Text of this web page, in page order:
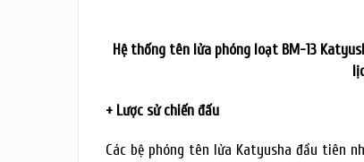
Hệ thống tên lửa phóng loạt BM-13
+ Lược sử chiến đấu
Các bệ phóng tên lửa Katyusha đầu tiên